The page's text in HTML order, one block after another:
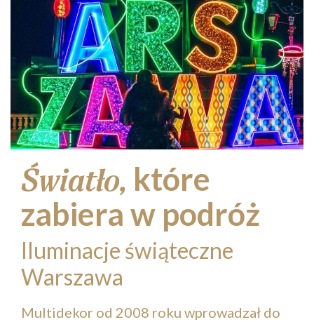
Światło, które
zabiera w podróż
Iluminacje świąteczne
Warszawa
Multidekor od 2008 roku wprowadzał do